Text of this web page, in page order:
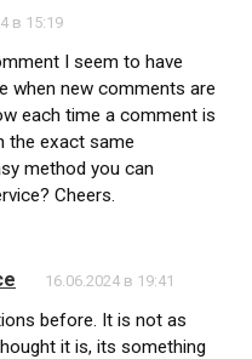
в 15:19
I seem to have
when new comments are
each time a comment is
the exact same
method you can
Cheers.
16.06.2024 в 19:41
before. It is not as
it is, its something